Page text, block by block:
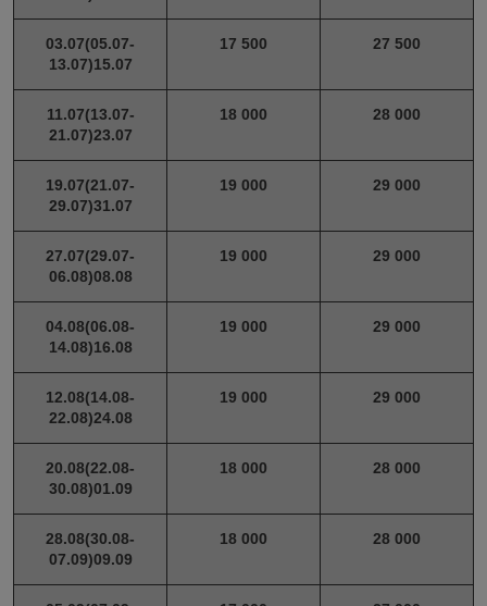
03.07(05.07-
13.07)15.07
17 500 27 500
11.07(13.07-
21.07)23.07
18 000 28 000
19.07(21.07-
29.07)31.07
19 000 29 000
27.07(29.07-
06.08)08.08
19 000 29 000
04.08(06.08-
14.08)16.08
19 000 29 000
12.08(14.08-
22.08)24.08
19 000 29 000
20.08(22.08-
30.08)01.09
18 000 28 000
28.08(30.08-
07.09)09.09
18 000 28 000